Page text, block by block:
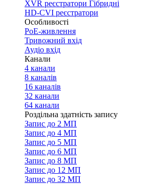
XVR реєстратори Гібридні
HD-CVI реєстратори
Особливості
PoE-живлення
Тривожний вхід
Аудіо вхід
Канали
4 канали
8 каналів
16 каналів
32 канали
64 канали
Роздільна здатність запису
Запис до 2 МП
Запис до 4 МП
Запис до 5 МП
Запис до 6 МП
Запис до 8 МП
Запис до 12 МП
Запис до 32 МП